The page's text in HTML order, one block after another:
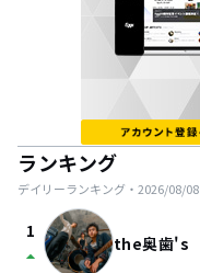
ランキング
デイリーランキング・ 2026/08/08
1
arrow_drop_up the奥歯's